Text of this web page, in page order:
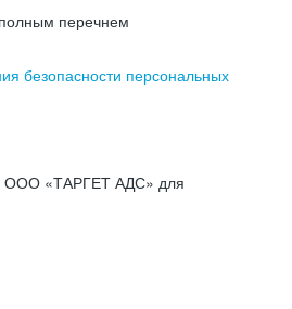
перечнем
безопасности персональных
ООО «ТАРГЕТ АДС» для